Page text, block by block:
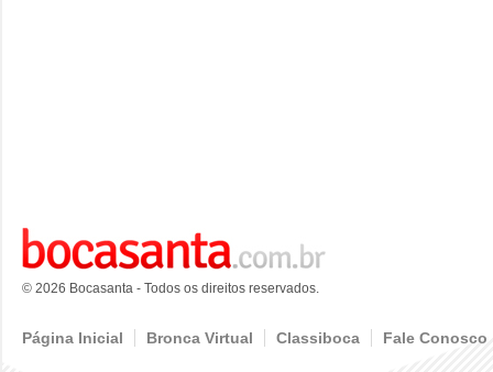
© 2026 Bocasanta - Todos os direitos reservados.
Página Inicial Bronca Virtual Classiboca Fale Conosco